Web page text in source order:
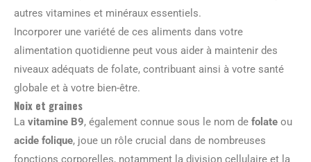
autres vitamines et minéraux essentiels.
Incorporer une variété de ces aliments dans votre
alimentation quotidienne peut vous aider à maintenir des
niveaux adéquats de folate, contribuant ainsi à votre santé
globale et à votre bien-être.
Noix et graines
La vitamine B9, également connue sous le nom de folate ou
acide folique, joue un rôle crucial dans de nombreuses
fonctions corporelles, notamment la division cellulaire et la